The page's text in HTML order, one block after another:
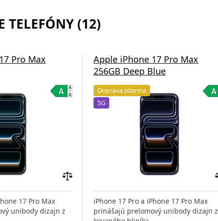
TELEFÓNY (12)
Pro Max
porovnania
17 Pro Max
unibody dizajn z
Apple iPhone 17 Pro Max
256GB Deep Blue
Doprava zdarma
5G
iPhone 17 Pro a iPhone 17 Pro Max
prinášajú prelomový unibody dizajn z